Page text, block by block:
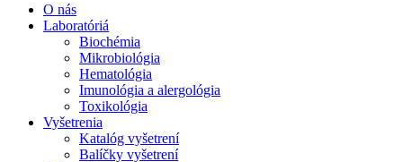
O nás
Laboratóriá
Biochémia
Mikrobiológia
Hematológia
Imunológia a alergológia
Toxikológia
Vyšetrenia
Katalóg vyšetrení
Balíčky vyšetrení